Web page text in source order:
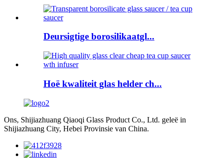
Deursigtige borosilikaatgl...
Hoë kwaliteit glas helder ch...
Ons, Shijiazhuang Qiaoqi Glass Product Co., Ltd. geleë in
Shijiazhuang City, Hebei Provinsie van China.